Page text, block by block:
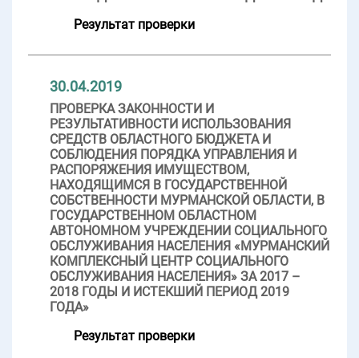
Результат проверки
30.04.2019
ПРОВЕРКА ЗАКОННОСТИ И
РЕЗУЛЬТАТИВНОСТИ ИСПОЛЬЗОВАНИЯ
СРЕДСТВ ОБЛАСТНОГО БЮДЖЕТА И
СОБЛЮДЕНИЯ ПОРЯДКА УПРАВЛЕНИЯ И
РАСПОРЯЖЕНИЯ ИМУЩЕСТВОМ,
НАХОДЯЩИМСЯ В ГОСУДАРСТВЕННОЙ
СОБСТВЕННОСТИ МУРМАНСКОЙ ОБЛАСТИ, В
ГОСУДАРСТВЕННОМ ОБЛАСТНОМ
АВТОНОМНОМ УЧРЕЖДЕНИИ СОЦИАЛЬНОГО
ОБСЛУЖИВАНИЯ НАСЕЛЕНИЯ «МУРМАНСКИЙ
КОМПЛЕКСНЫЙ ЦЕНТР СОЦИАЛЬНОГО
ОБСЛУЖИВАНИЯ НАСЕЛЕНИЯ» ЗА 2017 –
2018 ГОДЫ И ИСТЕКШИЙ ПЕРИОД 2019
ГОДА»
Результат проверки